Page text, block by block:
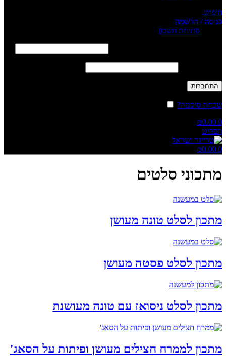
חיפוש
כניסה / הרשמה
פתיחת חשבון
התחברות
שכחת סיסמה?
0
₪0.00
תפריט
0
₪0.00
מתכוני סלטים
מתכון לסלט טונה מעושן
מתכון לסלט פסטה מעושן
מתכון לסלט ניסואז עם טונה מעושנת
מתכון לממרח חצילים מעושן ופיתות על הסאג'